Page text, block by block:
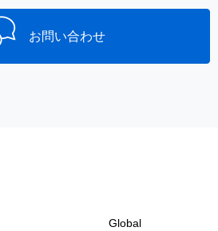
お問い合わせ
Global